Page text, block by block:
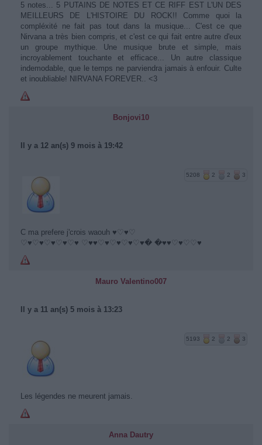
5 notes... 5 PUTAINS DE NOTES ET CE RIFF EST L'UN DES
MEILLEURS DE L'HISTOIRE DU ROCK!! Comme quoi la
compléxité ne fait pas tout dans la musique... C'est ce que
Nirvana a très bien compris, et c'est ce qui fait entre autre d'eux
un groupe mythique. Une musique brute et simple, mais
incroyablement touchante et efficace... Un autre classique
indemodable, que le temps ne parviendra jamais à enfouir. Culte
et inoubliable! NIRVANA FOREVER.. <3
Bonjovi10
Il y a 12 an(s) 9 mois à 19:42
5208 2 2 3
C ma prefere j'crois waouh ♥♡♥♡
♡♥♡♥♡♥♡♥♡♥ ♡♥♥♡♥♡♥♡♥♡♥� �♥♥♡♥♡♡♥
Mauro Valentino007
Il y a 11 an(s) 5 mois à 13:23
5193 2 2 3
Les légendes ne meurent jamais.
Anna Dautry